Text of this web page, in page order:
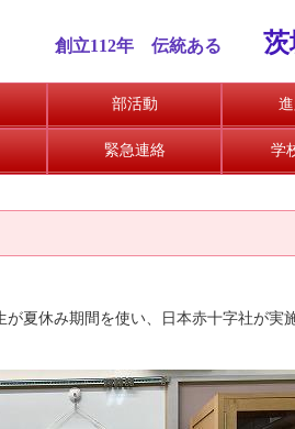
創立112年 伝統ある 茨
部活動
緊急連絡 学
夏休み期間を使い、日本赤十字社が